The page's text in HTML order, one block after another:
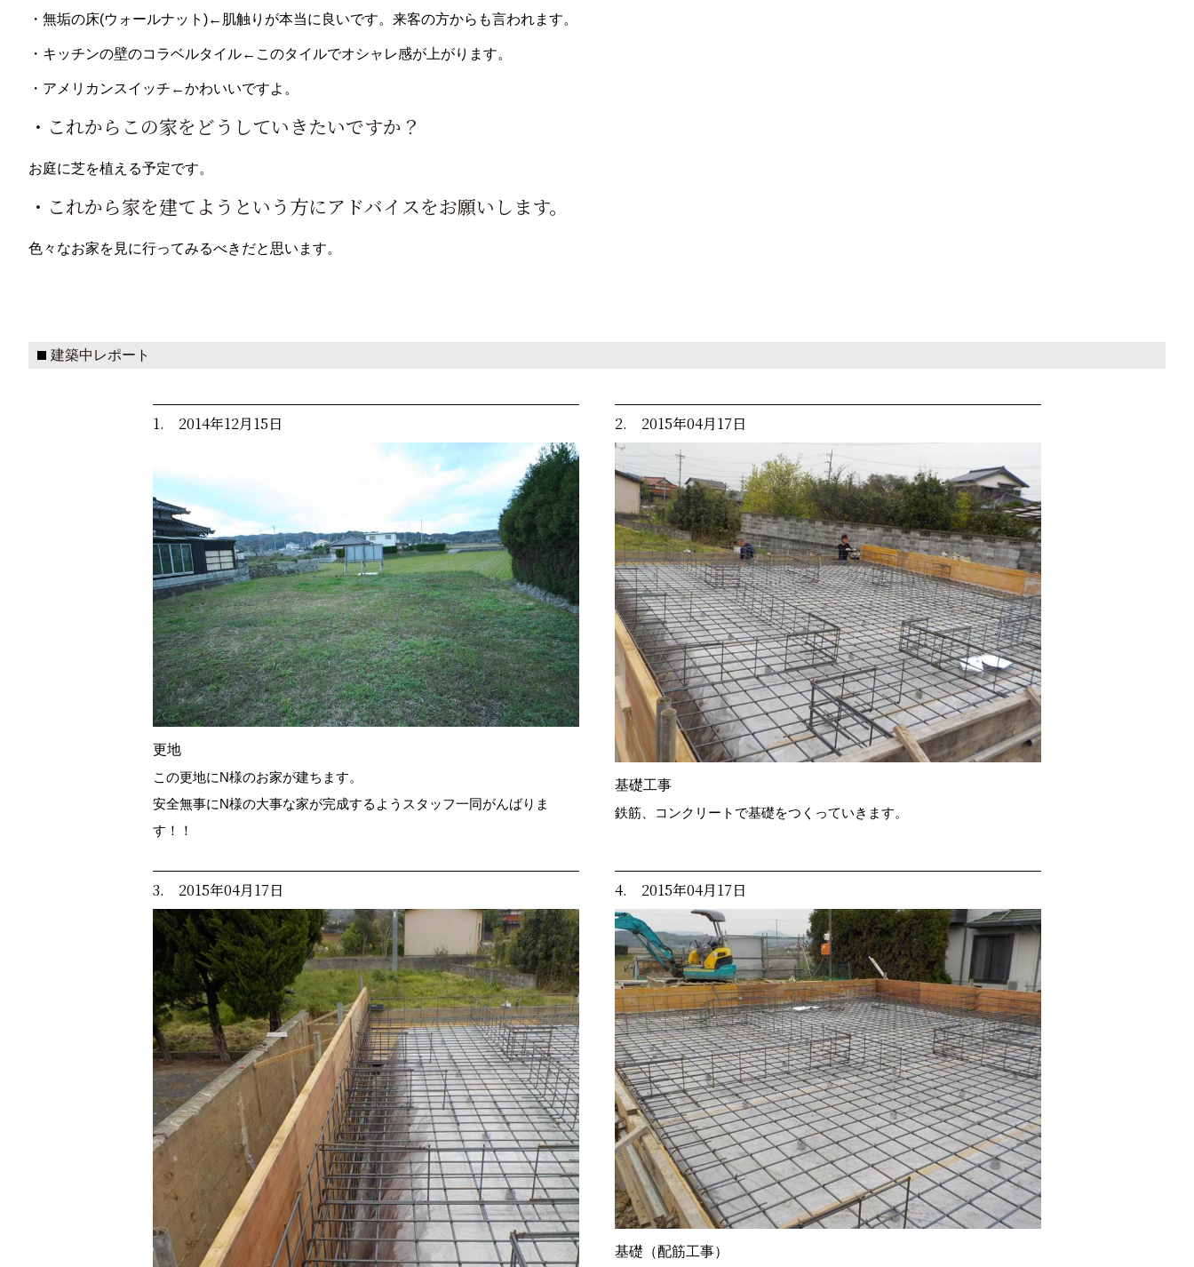
・無垢の床(ウォールナット)←肌触りが本当に良いです。来客の方からも言われます。
・キッチンの壁のコラベルタイル←このタイルでオシャレ感が上がります。
・アメリカンスイッチ←かわいいですよ。
・これからこの家をどうしていきたいですか？
お庭に芝を植える予定です。
・これから家を建てようという方にアドバイスをお願いします。
色々なお家を見に行ってみるべきだと思います。
建築中レポート
1. 2014年12月15日
更地
この更地にN様のお家が建ちます。
安全無事にN様の大事な家が完成するようスタッフ一同がんばりま
す！！
2. 2015年04月17日
基礎工事
鉄筋、コンクリートで基礎をつくっていきます。
3. 2015年04月17日 4. 2015年04月17日
基礎（配筋工事）